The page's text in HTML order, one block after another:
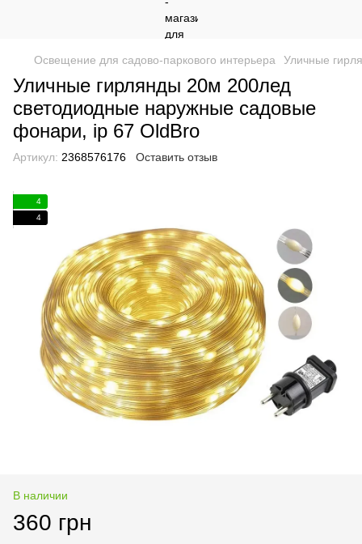
Освещение для садово-паркового интерьера Уличные
Уличные гирлянды 20м 200лед
светодиодные наружные садовые
фонари, ip 67 OldBro
Артикул: 2368576176 Оставить отзыв
4
4
В наличии
360 грн